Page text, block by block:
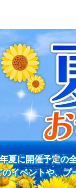
夏に開催予定の
イベントや、